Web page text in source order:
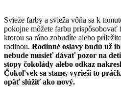
Svieže farby a svieža vôňa sa k
pokojne môžete farbu prispôsobovať
ktorou sa ráno zobudíte alebo
rodinou. Rodinné oslavy budú už
nebude musieť dávať pozor na
stopy čokolády alebo odkaz
Čokoľvek sa stane, vyrieši to
opäť slúžiť ako nový.